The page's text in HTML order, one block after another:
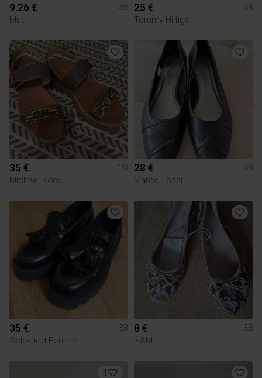
9.26 €
38
Muu
25 €
38
Tommy Hilfiger
35 €
38
Michael Kors
28 €
38
Marco Tozzi
35 €
38
Selected Femme
8 €
38
H&M
1